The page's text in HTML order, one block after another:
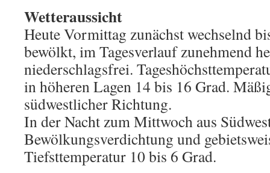
Wetteraussicht
Heute Vormittag zunächst wechselnd
bewölkt, im Tagesverlauf zunehmend
niederschlagsfrei.
in höheren Lagen 14 bis 16 Grad.
südwestlicher Richtung.
In der Nacht zum Mittwoch aus
Bewölkungsverdichtung und
Tiefsttemperatur 10 bis 6 Grad.